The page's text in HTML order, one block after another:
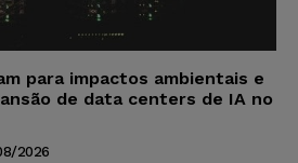
para impactos ambientais e
de data centers de IA no
2026